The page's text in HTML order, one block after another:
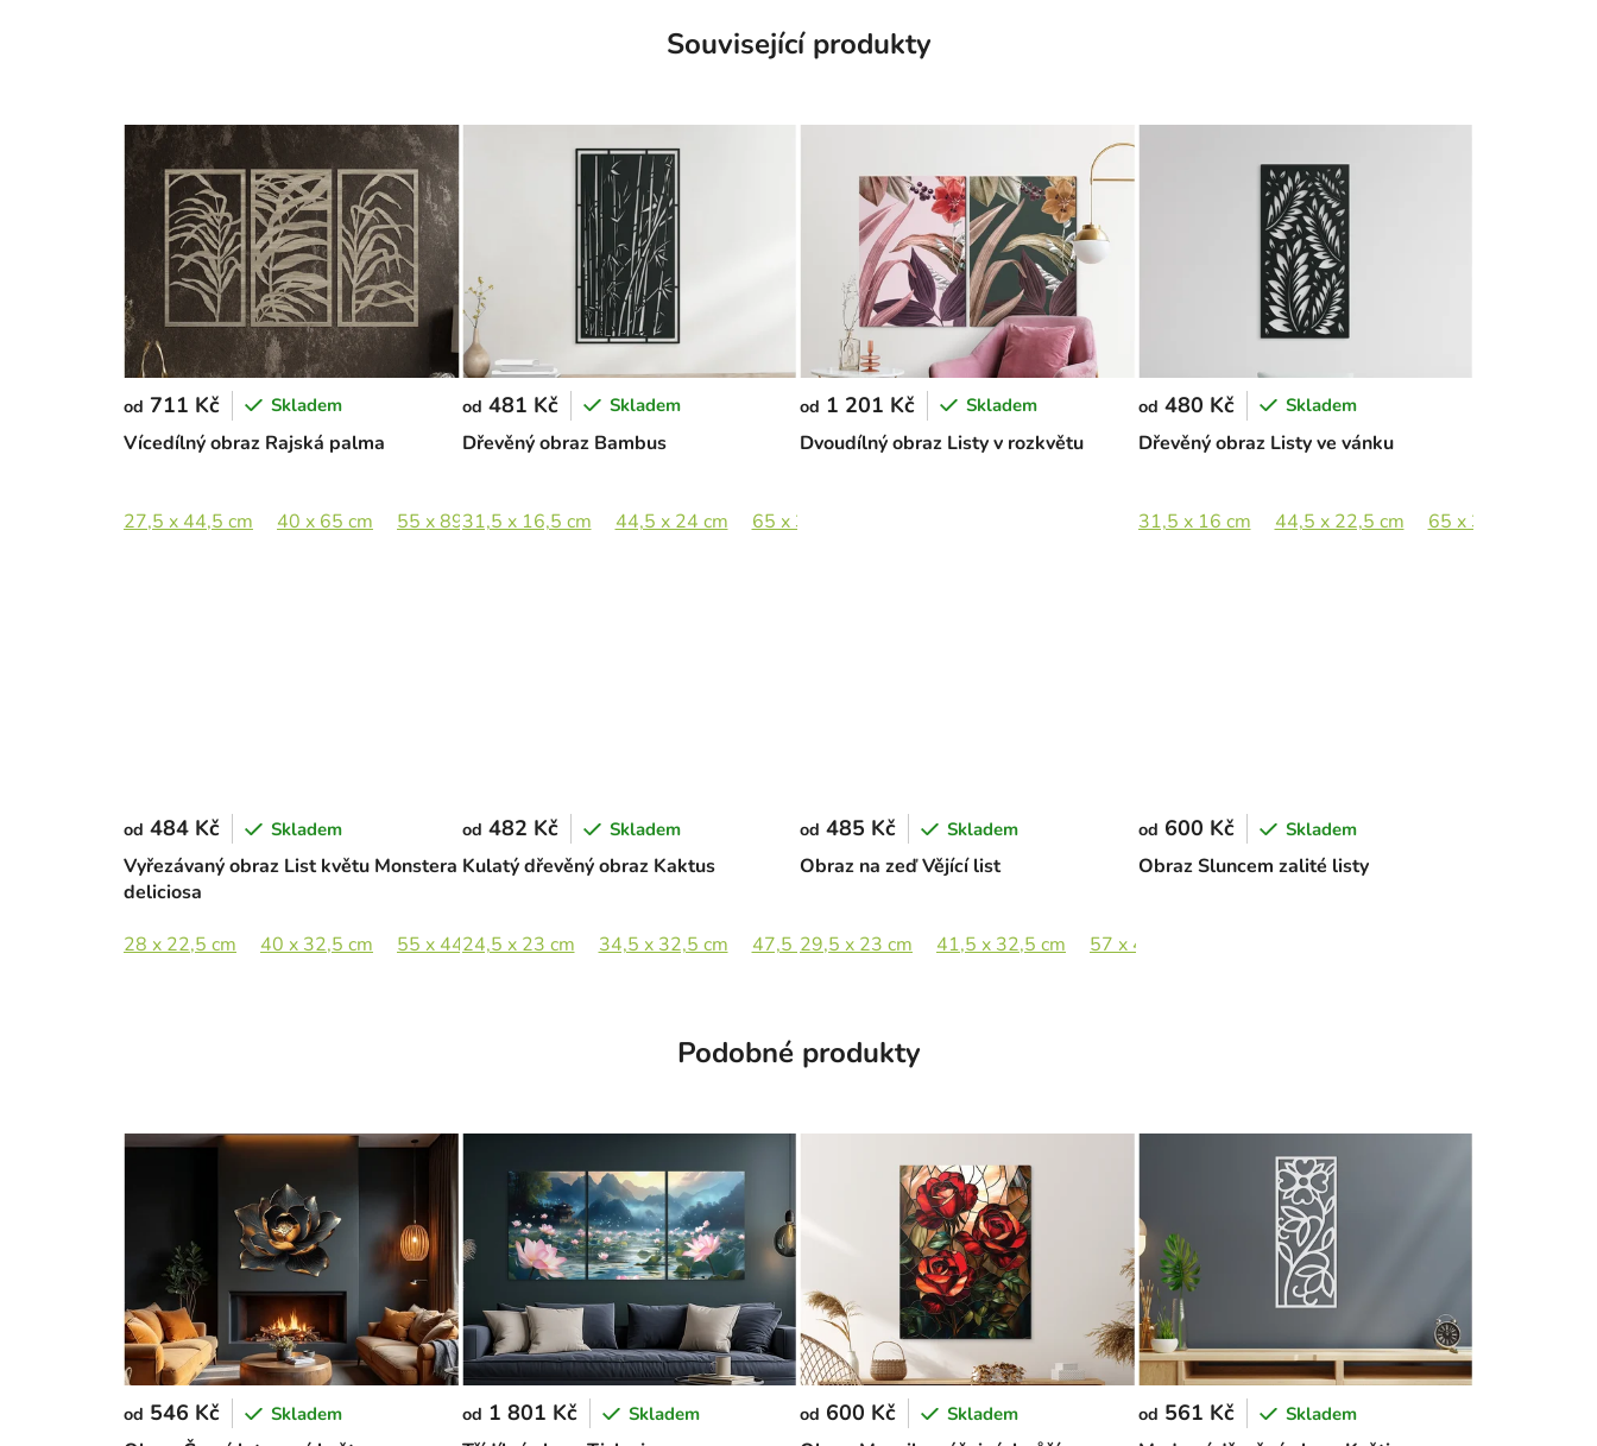
Související produkty
Vícedílný obraz Rajská palma
od 711 Kč Skladem
27,5 x 44,5 cm 40 x 65 cm 55 x 89 cm 82,5 x 133 cm
Dřevěný obraz Bambus
od 481 Kč Skladem
31,5 x 16,5 cm 44,5 x 24 cm 65 x 34,5 cm
Dvoudílný obraz Listy v rozkvětu
od 1 201 Kč Skladem
Dřevěný obraz Listy ve vánku
od 480 Kč Skladem
31,5 x 16 cm 44,5 x 22,5 cm 65 x 33 cm
Vyřezávaný obraz List květu Monstera
deliciosa
od 484 Kč Skladem
28 x 22,5 cm 40 x 32,5 cm 55 x 44,5 cm 80,5 x 65 cm
Kulatý dřevěný obraz Kaktus
od 482 Kč Skladem
24,5 x 23 cm 34,5 x 32,5 cm 47,5 x 44,5 cm 69,5 x 65 cm
Obraz na zeď Vějící list
od 485 Kč Skladem
29,5 x 23 cm 41,5 x 32,5 cm 57 x 44,5 cm
Obraz Sluncem zalité listy
od 600 Kč Skladem
Podobné produkty
od 546 Kč Skladem od 1 801 Kč Skladem od 600 Kč Skladem od 561 Kč Skladem